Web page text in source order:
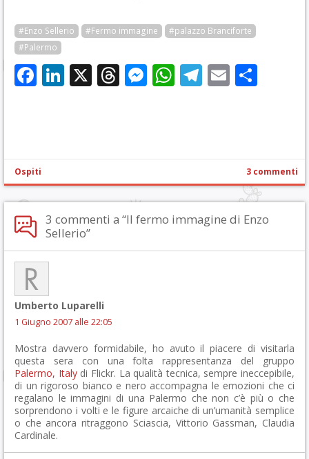
#Enzo Sellerio #Fermo immagine
#palazzo Branciforte
#Palermo
Facebook
LinkedIn
X Threads
Messenger
WhatsApp
Telegram
Email
Ospiti 3 commenti
3 commenti a “Il fermo immagine di Enzo
Sellerio”
Umberto Luparelli
1 Giugno 2007 alle 22:05
Mostra davvero formidabile, ho avuto il piacere di visitarla
questa sera con una folta rappresentanza del gruppo
Palermo, Italydi Flickr. La qualità tecnica, sempre ineccepibile,
di un rigoroso bianco e nero accompagna le emozioni che ci
regalano le immagini di una Palermo che non c’è più o che
sorprendono i volti e le figure arcaiche di un’umanità semplice
o che ancora ritraggono Sciascia, Vittorio Gassman, Claudia
Cardinale.